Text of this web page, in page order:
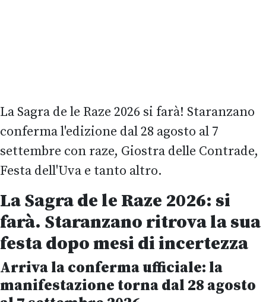
La Sagra de le Raze 2026 si farà! Staranzano
conferma l'edizione dal 28 agosto al 7
settembre con raze, Giostra delle Contrade,
Festa dell'Uva e tanto altro.
La Sagra de le Raze 2026: si
farà. Staranzano ritrova la sua
festa dopo mesi di incertezza
Arriva la conferma ufficiale: la
manifestazione torna dal 28 agosto